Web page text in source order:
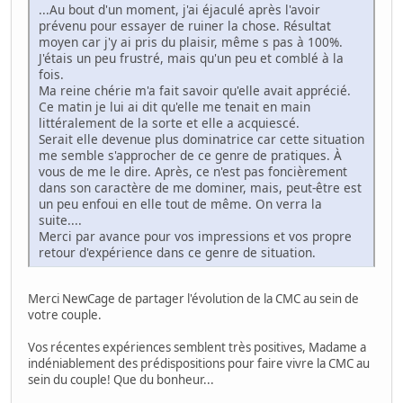
...Au bout d'un moment, j'ai éjaculé après l'avoir
prévenu pour essayer de ruiner la chose. Résultat
moyen car j'y ai pris du plaisir, même s pas à 100%.
J'étais un peu frustré, mais qu'un peu et comblé à la
fois.
Ma reine chérie m'a fait savoir qu'elle avait apprécié.
Ce matin je lui ai dit qu'elle me tenait en main
littéralement de la sorte et elle a acquiescé.
Serait elle devenue plus dominatrice car cette situation
me semble s'approcher de ce genre de pratiques. À
vous de me le dire. Après, ce n'est pas foncièrement
dans son caractère de me dominer, mais, peut-être est
un peu enfoui en elle tout de même. On verra la
suite....
Merci par avance pour vos impressions et vos propre
retour d'expérience dans ce genre de situation.
Merci NewCage de partager l'évolution de la CMC au sein de
votre couple.
Vos récentes expériences semblent très positives, Madame a
indéniablement des prédispositions pour faire vivre la CMC au
sein du couple! Que du bonheur...